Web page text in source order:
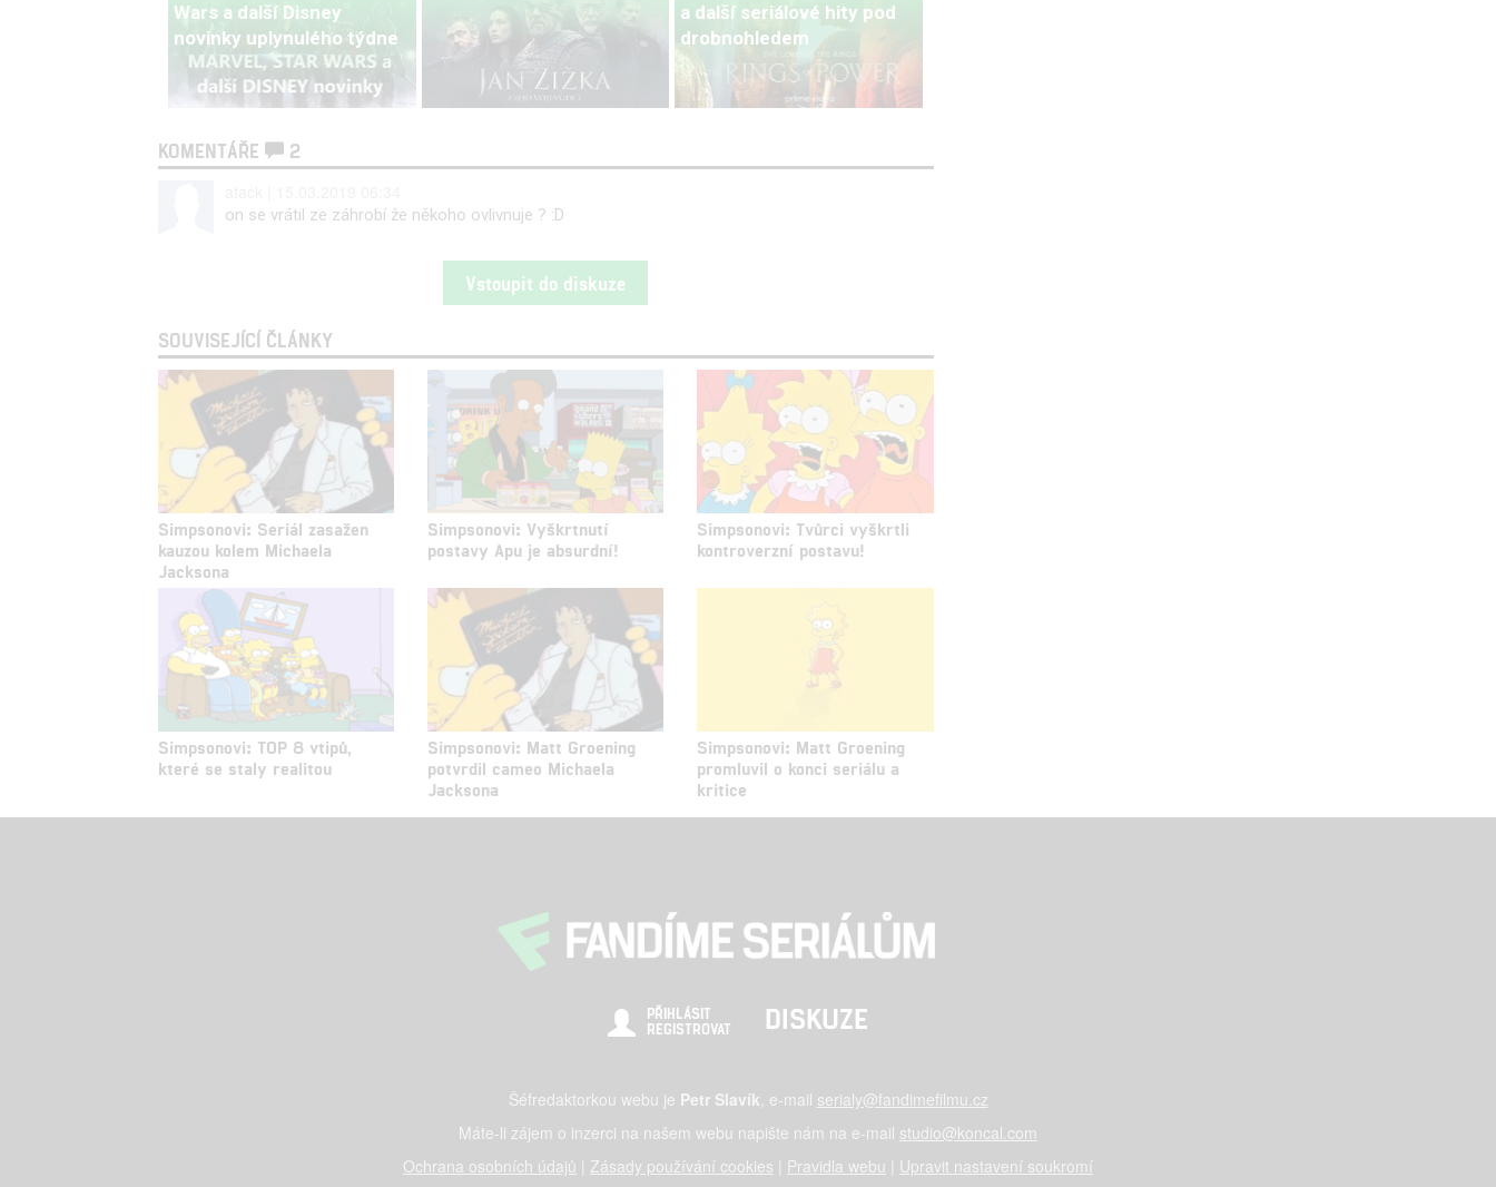
Wars a další Disney
novinky uplynulého týdne
a další seriálové hity pod
drobnohledem
KOMENTÁŘE
2
on se vrátil ze záhrobí že někoho ovlivnuje ? :D
Vstoupit do diskuze
SOUVISEJÍCÍ ČLÁNKY
Simpsonovi: Seriál zasažen
kauzou kolem Michaela
Jacksona
Simpsonovi: Vyškrtnutí
postavy Apu je absurdní!
Simpsonovi: Tvůrci vyškrtli
kontroverzní postavu!
Simpsonovi: TOP 8 vtipů,
které se staly realitou
Simpsonovi: Matt Groening
potvrdil cameo Michaela
Jacksona
Simpsonovi: Matt Groening
promluvil o konci seriálu a
kritice
PŘIHLÁSIT
REGISTROVAT
DISKUZE
Šéfredaktorkou webu je Petr Slavík, e-mail serialy@fandimefilmu.cz
Máte-li zájem o inzerci na našem webu napište nám na e-mail studio@koncal.com
Ochrana osobních údajů
Zásady používání cookies Pravidla webu Upravit nastavení soukromí